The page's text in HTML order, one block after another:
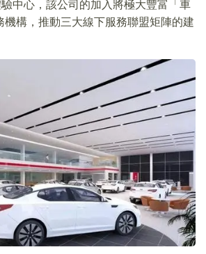
中心，該公司的加入將極大豐富「車
機構，推動三大線下服務聯盟矩陣的建